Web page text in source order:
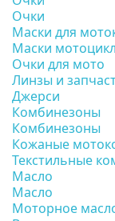
Очки
Маски для
Маски
Очки для мото
Линзы и
Джерси
Комбинезоны
Комбинезоны
Кожаные
Текстильные
Масло
Масло
Моторное